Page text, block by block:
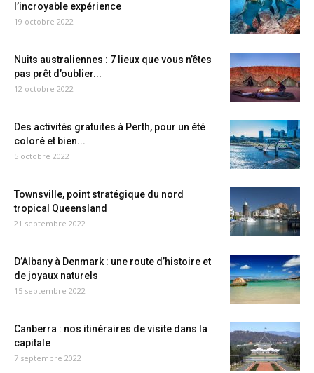
l’incroyable expérience
19 octobre 2022
Nuits australiennes : 7 lieux que vous n’êtes
pas prêt d’oublier...
12 octobre 2022
Des activités gratuites à Perth, pour un été
coloré et bien...
5 octobre 2022
Townsville, point stratégique du nord
tropical Queensland
21 septembre 2022
D’Albany à Denmark : une route d’histoire et
de joyaux naturels
15 septembre 2022
Canberra : nos itinéraires de visite dans la
capitale
7 septembre 2022